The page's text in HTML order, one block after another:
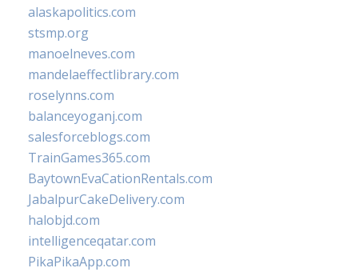
alaskapolitics.com
stsmp.org
manoelneves.com
mandelaeffectlibrary.com
roselynns.com
balanceyoganj.com
salesforceblogs.com
TrainGames365.com
BaytownEvaCationRentals.com
JabalpurCakeDelivery.com
halobjd.com
intelligenceqatar.com
PikaPikaApp.com